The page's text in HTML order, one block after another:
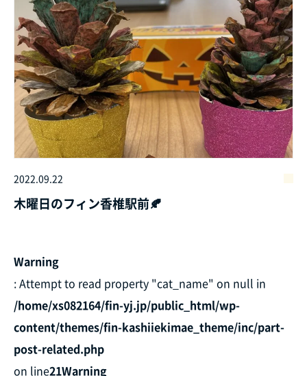
2022.09.22
木曜日のフィン香椎駅前🍂
Warning
: Attempt to read property "cat_name" on null in
/home/xs082164/fin-yj.jp/public_html/wp-
content/themes/fin-kashiiekimae_theme/inc/part-
post-related.php
on line21Warning